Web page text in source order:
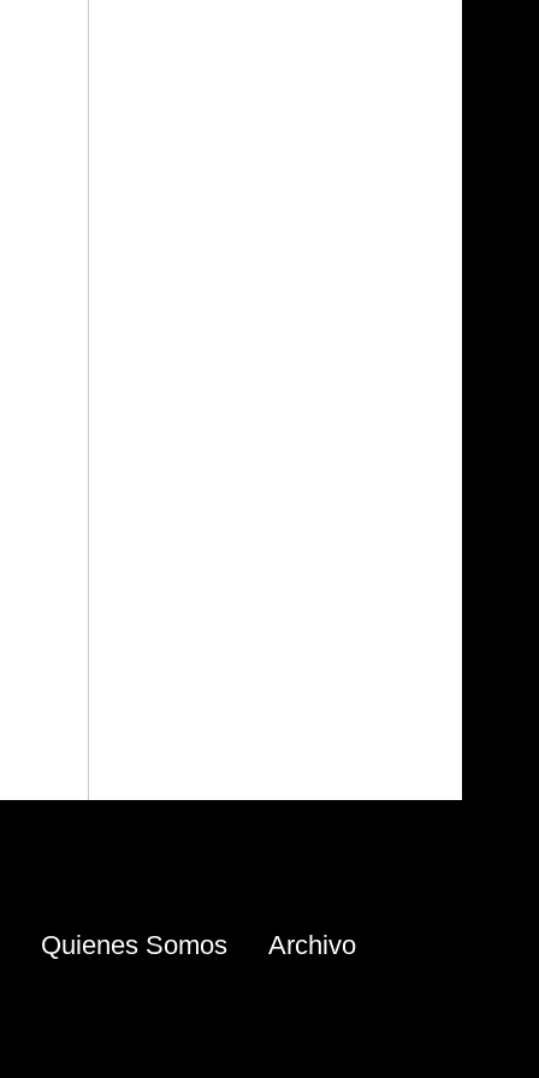
Quienes Somos Archivo